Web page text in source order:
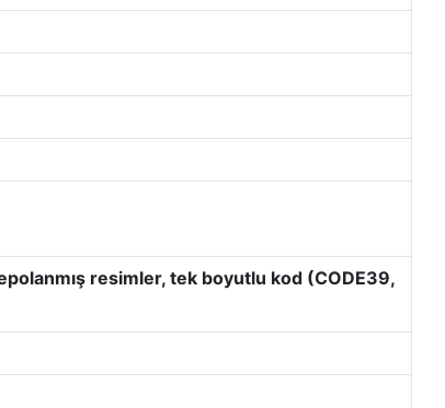
resimler, tek boyutlu kod (CODE39,